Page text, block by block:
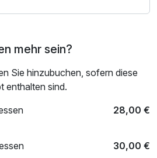
mehr sein?
Sie hinzubuchen, sofern diese
enthalten sind.
28,00 €
30,00 €